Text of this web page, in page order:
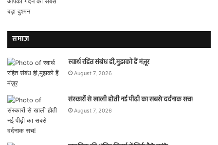
समाज
स्वार्थ रहित संबंध ही,मुझको हैं मंज़ूर
August 7, 2026
संस्कारों से खाली होती नई पीढ़ी का सबसे दर्दनाक सच!
August 7, 2026